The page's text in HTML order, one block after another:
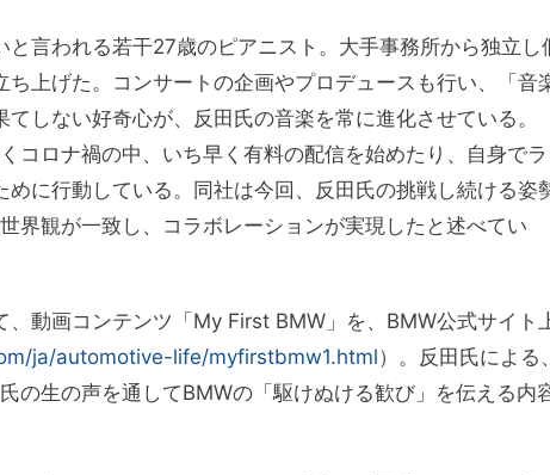
言われる若干27歳のピアニスト。大手事務所から独立し
上げた。コンサートの企画やプロデュースも行い、「音
しない好奇心が、反田氏の音楽を常に進化させている。
コロナ禍の中、いち早く有料の配信を始めたり、自身でラ
に行動している。同社は今回、反田氏の挑戦し続ける姿
界観が一致し、コラボレーションが実現したと述べてい
、動画コンテンツ「My First BMW」を、BMW公式サイト
ja/automotive-life/myfirstbmw1.html）。反田氏による
の生の声を通してBMWの「駆けぬける歓び」を伝える内